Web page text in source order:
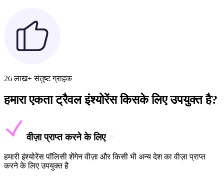
26 लाख+ संतुष्ट ग्राहक
हमारा एकता ट्रैवल इंश्योरेंस किसके लिए उपयुक्त है?
वीज़ा प्राप्त करने के लिए
हमारी इंश्योरेंस पॉलिसी शेंगेन वीज़ा और किसी भी अन्य देश का वीज़ा प्राप्त
करने के लिए उपयुक्त है